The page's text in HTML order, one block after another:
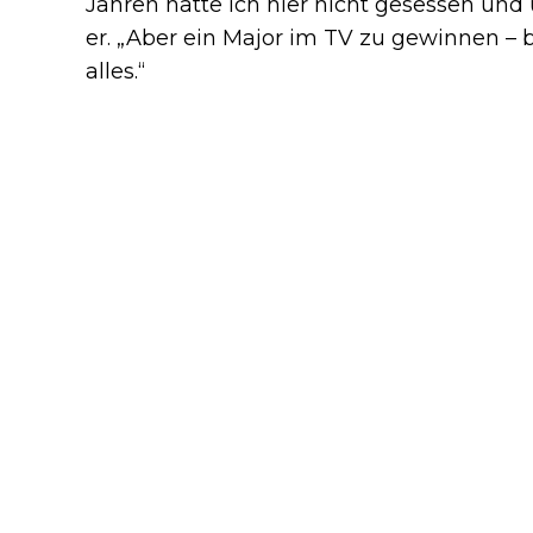
er. „Aber ein Major im TV zu gewinnen –
alles.“